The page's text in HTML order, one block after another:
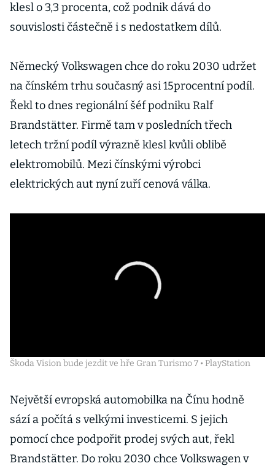
klesl o 3,3 procenta, což podnik dává do
souvislosti částečně i s nedostatkem dílů.
Německý Volkswagen chce do roku 2030 udržet
na čínském trhu současný asi 15procentní podíl.
Řekl to dnes regionální šéf podniku Ralf
Brandstätter. Firmě tam v posledních třech
letech tržní podíl výrazně klesl kvůli oblibě
elektromobilů. Mezi čínskými výrobci
elektrických aut nyní zuří cenová válka.
Škoda Vision bude jezdit ve hře Gran Turismo 7 • PlayStation
Největší evropská automobilka na Čínu hodně
sází a počítá s velkými investicemi. S jejich
pomocí chce podpořit prodej svých aut, řekl
Brandstätter. Do roku 2030 chce Volkswagen v